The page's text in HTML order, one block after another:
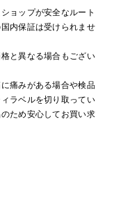
ョップが安全なルート
内保証は受けられませ
と異なる場合もござい
痛みがある場合や検品
ラベルを切り取ってい
ため安心してお買い求